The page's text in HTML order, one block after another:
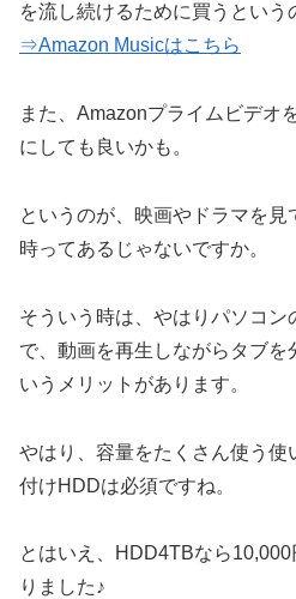
を流し続けるために買うという
⇒Amazon Musicはこちら
また、Amazonプライムビデオ
にしても良いかも。
というのが、映画やドラマを見
時ってあるじゃないですか。
そういう時は、やはりパソコ
で、動画を再生しながらタブを
いうメリットがあります。
やはり、容量をたくさん使う
付けHDDは必須ですね。
とはいえ、HDD4TBなら
りました♪